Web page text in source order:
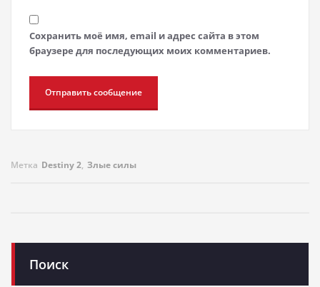
Сохранить моё имя, email и адрес сайта в этом
браузере для последующих моих комментариев.
Метка Destiny 2, Злые силы
Поиск